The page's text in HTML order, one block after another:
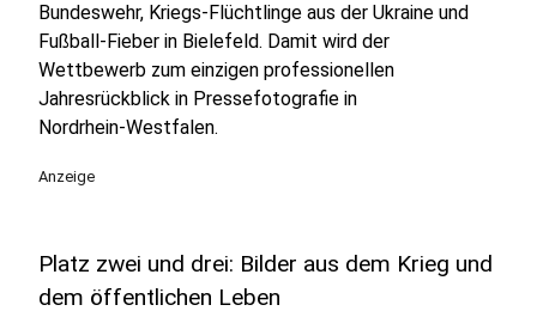
Bundeswehr, Kriegs‑Flüchtlinge aus der Ukraine und
Fußball‑Fieber in Bielefeld. Damit wird der
Wettbewerb zum einzigen professionellen
Jahresrückblick in Pressefotografie in
Nordrhein‑Westfalen.
Anzeige
Platz zwei und drei: Bilder aus dem Krieg und
dem öffentlichen Leben